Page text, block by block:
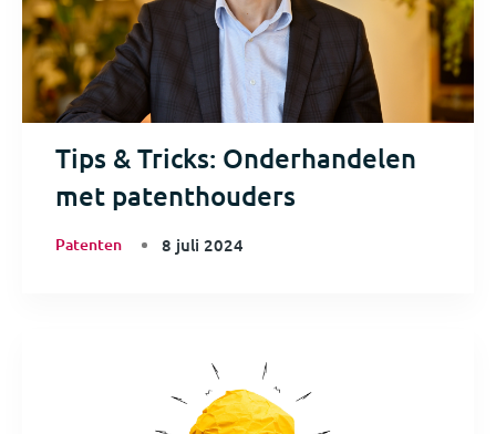
Tips & Tricks: Onderhandelen
met patenthouders
Patenten 8 juli 2024